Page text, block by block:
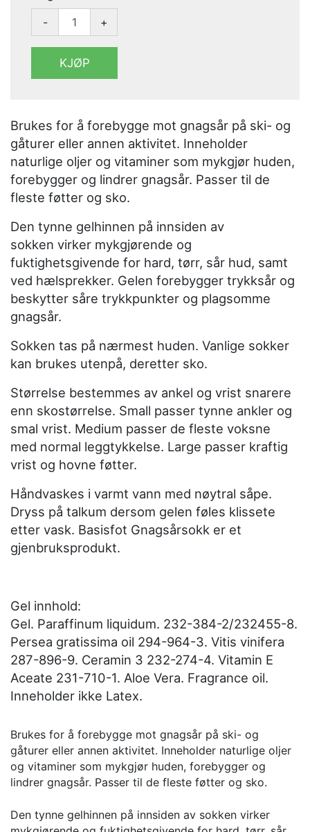
-
+
KJØP
Brukes for å forebygge mot gnagsår på ski- og
gåturer eller annen aktivitet. Inneholder
naturlige oljer og vitaminer som mykgjør huden,
forebygger og lindrer gnagsår. Passer til de
fleste føtter og sko.
Den tynne gelhinnen på innsiden av
sokken virker mykgjørende og
fuktighetsgivende for hard, tørr, sår hud, samt
ved hælsprekker. Gelen forebygger trykksår og
beskytter såre trykkpunkter og plagsomme
gnagsår.
Sokken tas på nærmest huden. Vanlige sokker
kan brukes utenpå, deretter sko.
Størrelse bestemmes av ankel og vrist snarere
enn skostørrelse. Small passer tynne ankler og
smal vrist. Medium passer de fleste voksne
med normal leggtykkelse. Large passer kraftig
vrist og hovne føtter.
Håndvaskes i varmt vann med nøytral såpe.
Dryss på talkum dersom gelen føles klissete
etter vask. Basisfot Gnagsårsokk er et
gjenbruksprodukt.
Gel innhold:
Gel. Paraffinum liquidum. 232-384-2/232455-8.
Persea gratissima oil 294-964-3. Vitis vinifera
287-896-9. Ceramin 3 232-274-4. Vitamin E
Aceate 231-710-1. Aloe Vera. Fragrance oil.
Inneholder ikke Latex.
Brukes for å forebygge mot gnagsår på ski- og
gåturer eller annen aktivitet. Inneholder naturlige oljer
og vitaminer som mykgjør huden, forebygger og
lindrer gnagsår. Passer til de fleste føtter og sko.
Den tynne gelhinnen på innsiden av sokken virker